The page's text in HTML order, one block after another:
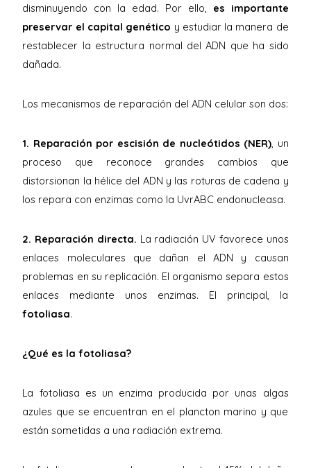
disminuyendo con la edad. Por ello, es importante
preservar el capital genético y estudiar la manera de
restablecer la estructura normal del ADN que ha sido
dañada.
Los mecanismos de reparación del ADN celular son dos:
1. Reparación por escisión de nucleótidos (NER), un
proceso que reconoce grandes cambios que
distorsionan la hélice del ADN y las roturas de cadena y
los repara con enzimas como la UvrABC endonucleasa.
2. Reparación directa. La radiación UV favorece unos
enlaces moleculares que dañan el ADN y causan
problemas en su replicación. El organismo separa estos
enlaces mediante unos enzimas. El principal, la
fotoliasa.
¿Qué es la fotoliasa?
La fotoliasa es un enzima producida por unas algas
azules que se encuentran en el plancton marino y que
están sometidas a una radiación extrema.